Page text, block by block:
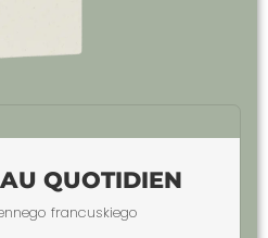
QUOTIDIEN
francuskiego